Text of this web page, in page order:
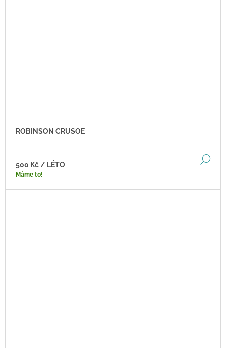
ROBINSON CRUSOE
500 Kč / LÉTO
Máme to!